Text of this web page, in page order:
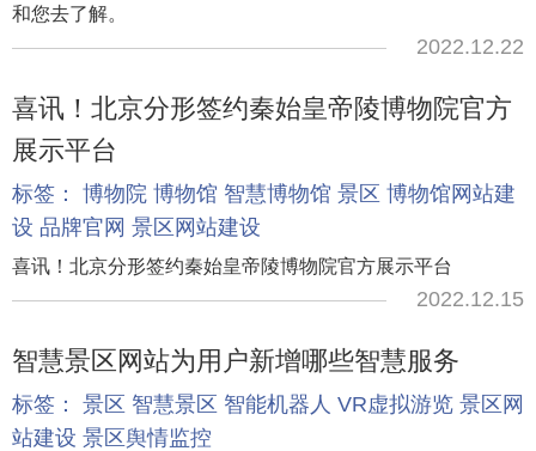
和您去了解。
2022.12.22
喜讯！北京分形签约秦始皇帝陵博物院官方
展示平台
标签： 博物院 博物馆 智慧博物馆 景区 博物馆网站建
设 品牌官网 景区网站建设
喜讯！北京分形签约秦始皇帝陵博物院官方展示平台
2022.12.15
智慧景区网站为用户新增哪些智慧服务
标签： 景区 智慧景区 智能机器人 VR虚拟游览 景区网
站建设 景区舆情监控